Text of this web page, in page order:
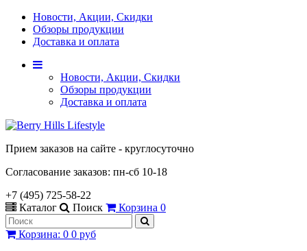
Новости, Акции, Скидки
Обзоры продукции
Доставка и оплата
Новости, Акции, Скидки
Обзоры продукции
Доставка и оплата
Прием заказов на сайте - круглосуточно
Согласование заказов: пн-сб 10-18
+7 (495) 725-58-22
Каталог
Поиск Корзина 0
Корзина: 0 0 руб